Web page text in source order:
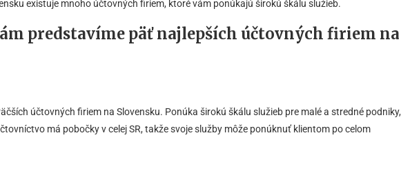
existuje mnoho účtovných firiem, ktoré vám ponúkajú širokú škálu služieb.
predstavíme päť najlepších účtovných firiem na
účtovných firiem na Slovensku. Ponúka širokú škálu služieb pre malé a stredné podniky,
má pobočky v celej SR, takže svoje služby môže ponúknuť klientom po celom